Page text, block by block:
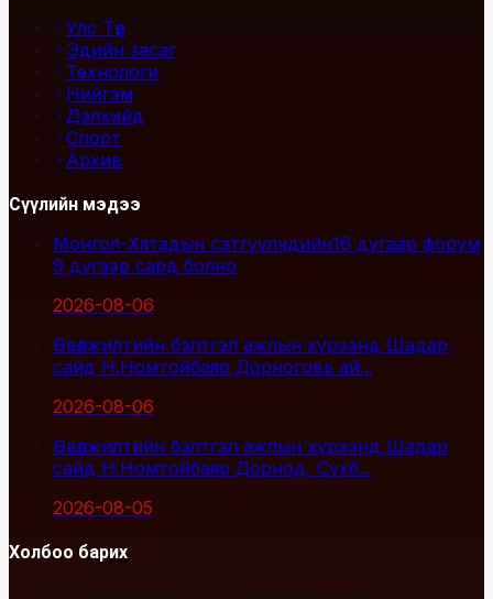
Улс Төр
Эдийн засаг
Технологи
Нийгэм
Дэлхийд
Спорт
Архив
Сүүлийн мэдээ
Монгол-Хятадын сэтгүүлчдийн16 дугаар форум
9 дүгээр сард болно
2026-08-06
Өвөлжилтийн бэлтгэл ажлын хүрээнд Шадар
сайд Н.Номтойбаяр Дорноговь ай...
2026-08-06
Өвөлжилтийн бэлтгэл ажлын хүрээнд Шадар
сайд Н.Номтойбаяр Дорнод, Сүхб...
2026-08-05
Холбоо барих